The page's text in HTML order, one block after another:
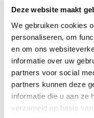
Deze website maakt
We gebruiken cookies
personaliseren, om
en om ons
informatie over uw
partners voor social
partners kunnen deze
informatie die u aan ze
verzameld op basis
Palacio de
2950 per fles
In